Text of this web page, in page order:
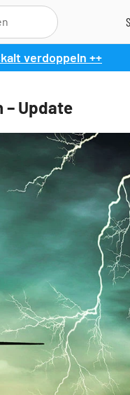
verdoppeln ++
– Update